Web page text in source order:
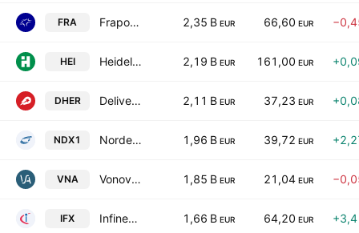
FRA Fraport AG 2,35 B EUR 66,60 EUR
HEI Heidelberg Materials AG 2,19 B EUR 161,00 EUR
DHER Delivery Hero SE 2,11 B EUR 37,23 EUR
NDX1 Nordex SE 1,96 B EUR 39,72 EUR
VNA Vonovia SE 1,85 B EUR 21,04 EUR
IFX Infineon Technologies AG 1,66 B EUR 64,20 EUR